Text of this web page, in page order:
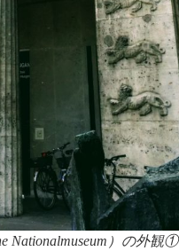
Nationalmuseum）の外観